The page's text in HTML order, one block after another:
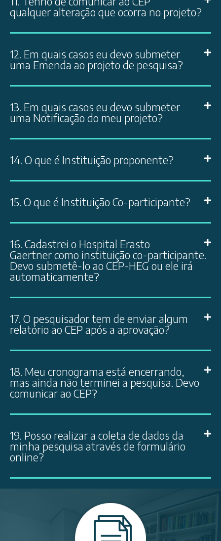
qualquer alteração que ocorra no projeto?
12. Em quais casos eu devo submeter
uma Emenda ao projeto de pesquisa?
13. Em quais casos eu devo submeter
uma Notificação do meu projeto?
14. O que é Instituição proponente?
15. O que é Instituição Co-participante?
16. Cadastrei o Hospital Erasto
Gaertner como instituição co-participante.
Devo submetê-lo ao CEP-HEG ou ele irá
automaticamente?
17. O pesquisador tem de enviar algum
relatório ao CEP após a aprovação?
18. Meu cronograma está encerrando,
mas ainda não terminei a pesquisa. Devo
comunicar ao CEP?
19. Posso realizar a coleta de dados da
minha pesquisa através de formulário
online?